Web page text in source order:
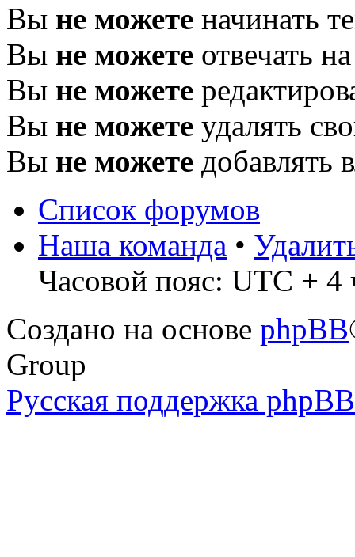
Вы не можете начинать
Вы не можете отвечать
Вы не можете
Вы не можете удалять
Вы не можете добавлять
Список форумов
Наша команда •
Часовой пояс: UTC + 4
Создано на основе phpBB
Group
Русская поддержка phpBB